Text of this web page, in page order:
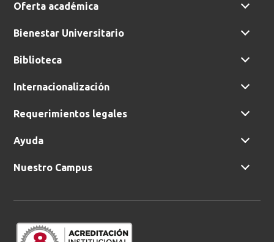
Oferta académica
Bienestar Universitario
Biblioteca
Internacionalización
Requerimientos legales
Ayuda
Nuestro Campus